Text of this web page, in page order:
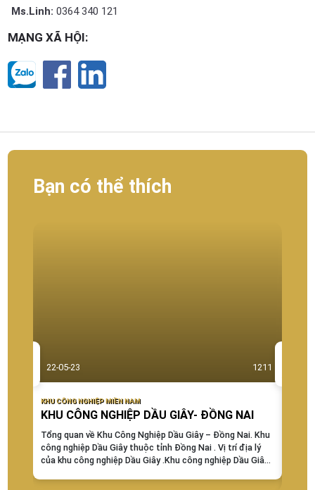
Ms.Linh: 0364 340 121
MẠNG XÃ HỘI:
Bạn có thể thích
22-05-23 1211
KHU CÔNG NGHIỆP MIỀN NAM
KHU CÔNG NGHIỆP DẦU GIÂY- ĐỒNG NAI
Tổng quan về Khu Công Nghiệp Dầu Giây – Đồng Nai. Khu
công nghiệp Dầu Giây thuộc tỉnh Đồng Nai . Vị trí địa lý
của khu công nghiệp Dầu Giây .Khu công nghiệp Dầu Giây